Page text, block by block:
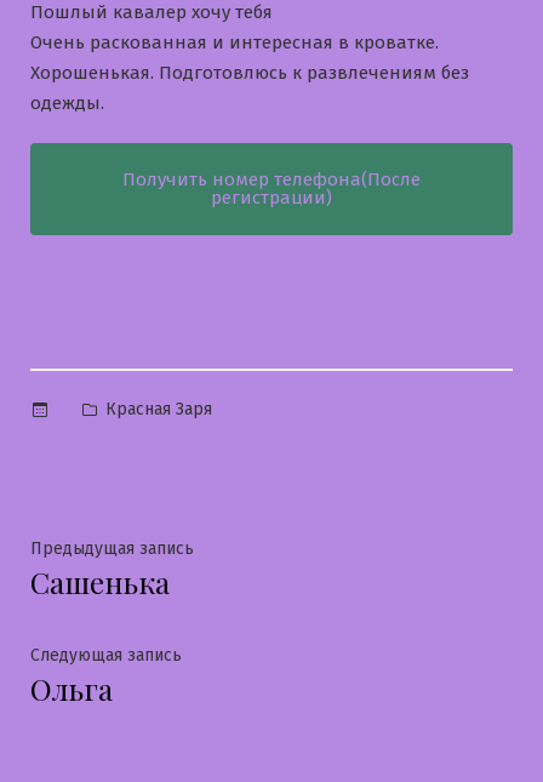
Пошлый кавалер хочу тебя
Очень раскованная и интересная в кроватке.
Хорошенькая. Подготовлюсь к развлечениям без
одежды.
Получить номер телефона(После
регистрации)
Опубликовано
Красная Заря
Навигация
по
записям
Предыдущая запись
Сашенька
Следующая запись
Ольга